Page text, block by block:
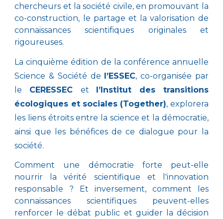
chercheurs et la société civile, en promouvant la
co-construction, le partage et la valorisation de
connaissances scientifiques originales et
rigoureuses.
La cinquième édition de la conférence annuelle
Science & Société de l’ESSEC, co-organisée par
le CERESSEC et l’Institut des transitions
écologiques et sociales (Together), explorera
les liens étroits entre la science et la démocratie,
ainsi que les bénéfices de ce dialogue pour la
société.
Comment une démocratie forte peut-elle
nourrir la vérité scientifique et l'innovation
responsable ? Et inversement, comment les
connaissances scientifiques peuvent-elles
renforcer le débat public et guider la décision